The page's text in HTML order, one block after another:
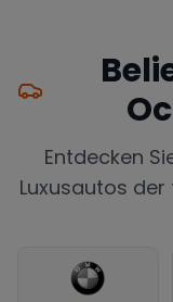
Entdecken
Luxusautos